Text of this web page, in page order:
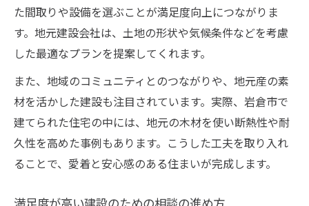
た間取りや設備を選ぶことが満足度向上につながりま
す。地元建設会社は、土地の形状や気候条件などを考慮
した最適なプランを提案してくれます。
また、地域のコミュニティとのつながりや、地元産の素
材を活かした建設も注目されています。実際、岩倉市で
建てられた住宅の中には、地元の木材を使い断熱性や耐
久性を高めた事例もあります。こうした工夫を取り入れ
ることで、愛着と安心感のある住まいが完成します。